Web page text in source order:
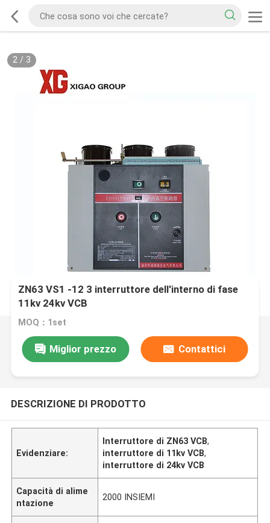
2/ 3
ZN63 VS1 -12 3 interruttore dell'interno di fase
11kv 24kv VCB
MOQ：1set
Miglior prezzo Contattici
DESCRIZIONE DI PRODOTTO
Evidenziare:
Interruttore di ZN63 VCB,
interruttore di 11kv VCB,
interruttore di 24kv VCB
Capacità di alime
ntazione
2000 INSIEMI